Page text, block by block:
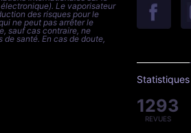
Genève, Suisse